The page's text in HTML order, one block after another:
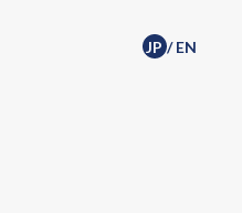
JP / EN